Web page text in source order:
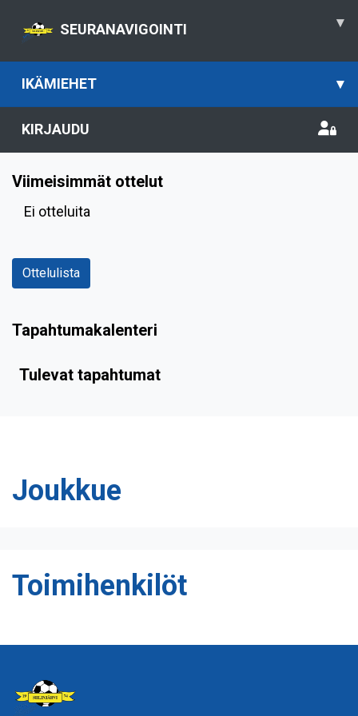
SEURANAVIGOINTI ▾
IKÄMIEHET ▾
KIRJAUDU
Viimeisimmät ottelut
Ei otteluita
Ottelulista
Tapahtumakalenteri
Tulevat tapahtumat
Joukkue
Toimihenkilöt